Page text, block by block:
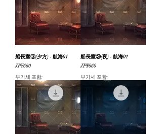
船長室③(夕方) - 航海01
가격
JP¥660
부가세 포함:
船長室③(夜) - 航海01
가격
JP¥660
부가세 포함: